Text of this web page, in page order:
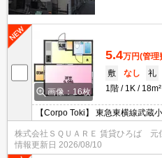
画像：16枚
5.4万円(管理
敷
なし 礼
1階
1K 18m²
【Corpo Toki】 東急東横線武蔵
株式会社ＳＱＵＡＲＥ 賃貸ひろば 元
情報更新日 2026/08/10